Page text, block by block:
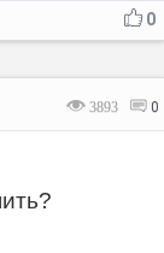
0
3893 0